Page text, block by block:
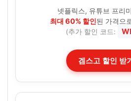
넷플릭스, 유튜브 프리
최대 60% 할인된 가격으
(추가 할인 코드:
겜스고 할인 받